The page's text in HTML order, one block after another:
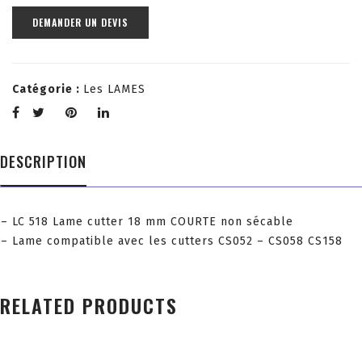
DEMANDER UN DEVIS
Catégorie : Les LAMES
DESCRIPTION
– LC 518 Lame cutter 18 mm COURTE non sécable
– Lame compatible avec les cutters CS052 – CS058 CS158
RELATED PRODUCTS